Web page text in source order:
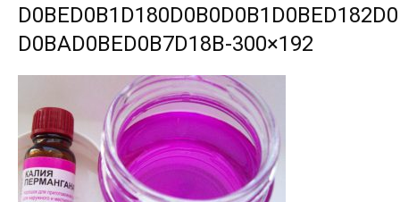
D0BAD0BED0B7D18B-300×192